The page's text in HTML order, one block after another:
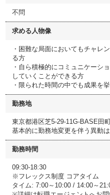
不問
求める人物像
・困難な局面においてもチャレ
る方
・自ら積極的にコミュニケーシ
していくことができる方
・限られた時間の中でも成果を
勤務地
東京都港区芝5-29-11G-BASE田
基本的に勤務地変更を伴う異動
勤務時間
09:30-18:30
※フレックス制度 コアタイ
タイム: 7:00～10:00 / 14:00～